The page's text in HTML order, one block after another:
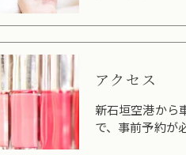
アクセス
新石垣空港から
で、事前予約が